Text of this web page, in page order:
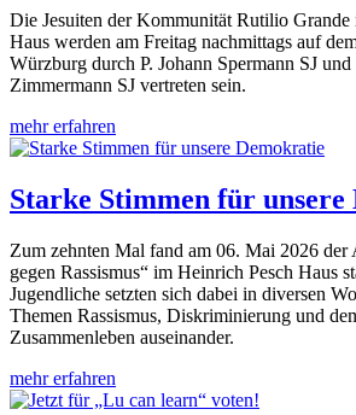
Die Jesuiten der Kommunität Rutilio
Haus werden am Freitag nachmittags auf
Würzburg durch P. Johann Spermann SJ und
Zimmermann SJ vertreten sein.
mehr erfahren
Starke Stimmen für unsere
Zum zehnten Mal fand am 06. Mai 2026 der
gegen Rassismus“ im Heinrich Pesch Haus
Jugendliche setzten sich dabei in diversen
Themen Rassismus, Diskriminierung und
Zusammenleben auseinander.
mehr erfahren